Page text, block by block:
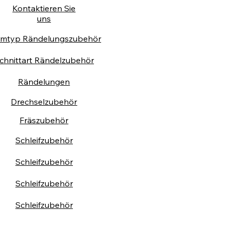
Kontaktieren Sie
uns
Rändelungszubehör
Rändelzubehör
Rändelungen
Drechselzubehör
Fräszubehör
Schleifzubehör
Schleifzubehör
Schleifzubehör
Schleifzubehör